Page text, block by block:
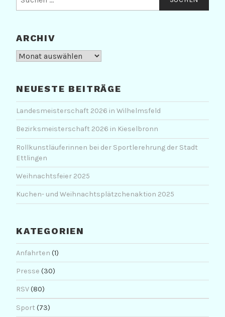
nach:
ARCHIV
Archiv
NEUESTE BEITRÄGE
Landesmeisterschaft 2026 in Wilhelmsfeld
Bezirksmeisterschaft 2026 in Kieselbronn
Rollkunstläuferinnen bei der Sportlerehrung der Stadt
Ettlingen
Weihnachtsfeier 2025
Kuchen- und Weihnachtsplätzchenaktion 2025
KATEGORIEN
Anfahrten (1)
Presse (30)
RSV(80)
Sport (73)